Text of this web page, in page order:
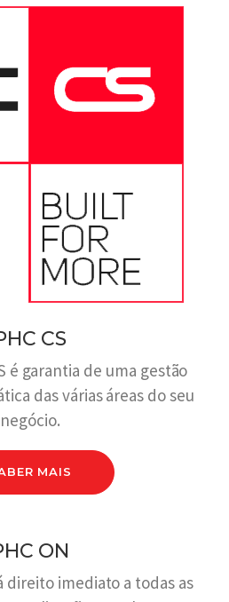
CS
é garantia de uma gestão
das várias áreas do seu
negócio.
MAIS
ON
direito imediato a todas as